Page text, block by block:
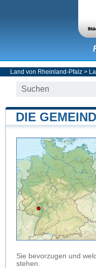
Land von Rheinland-Pfalz >
DIE
Sie bevorzugen und
stehen.